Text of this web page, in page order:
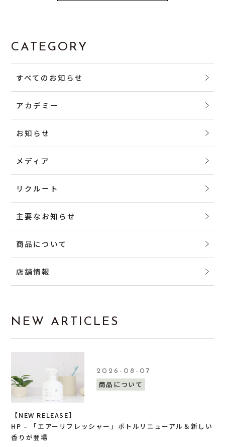
CATEGORY
すべてのお知らせ
アカデミー
お知らせ
メディア
リクルート
主要なお知らせ
商品について
店舗情報
NEW ARTICLES
2026-08-07
商品について
【NEW RELEASE】
HP – 「エアーリフレッシャー」ボトルリニューアル＆新しい
香りが登場